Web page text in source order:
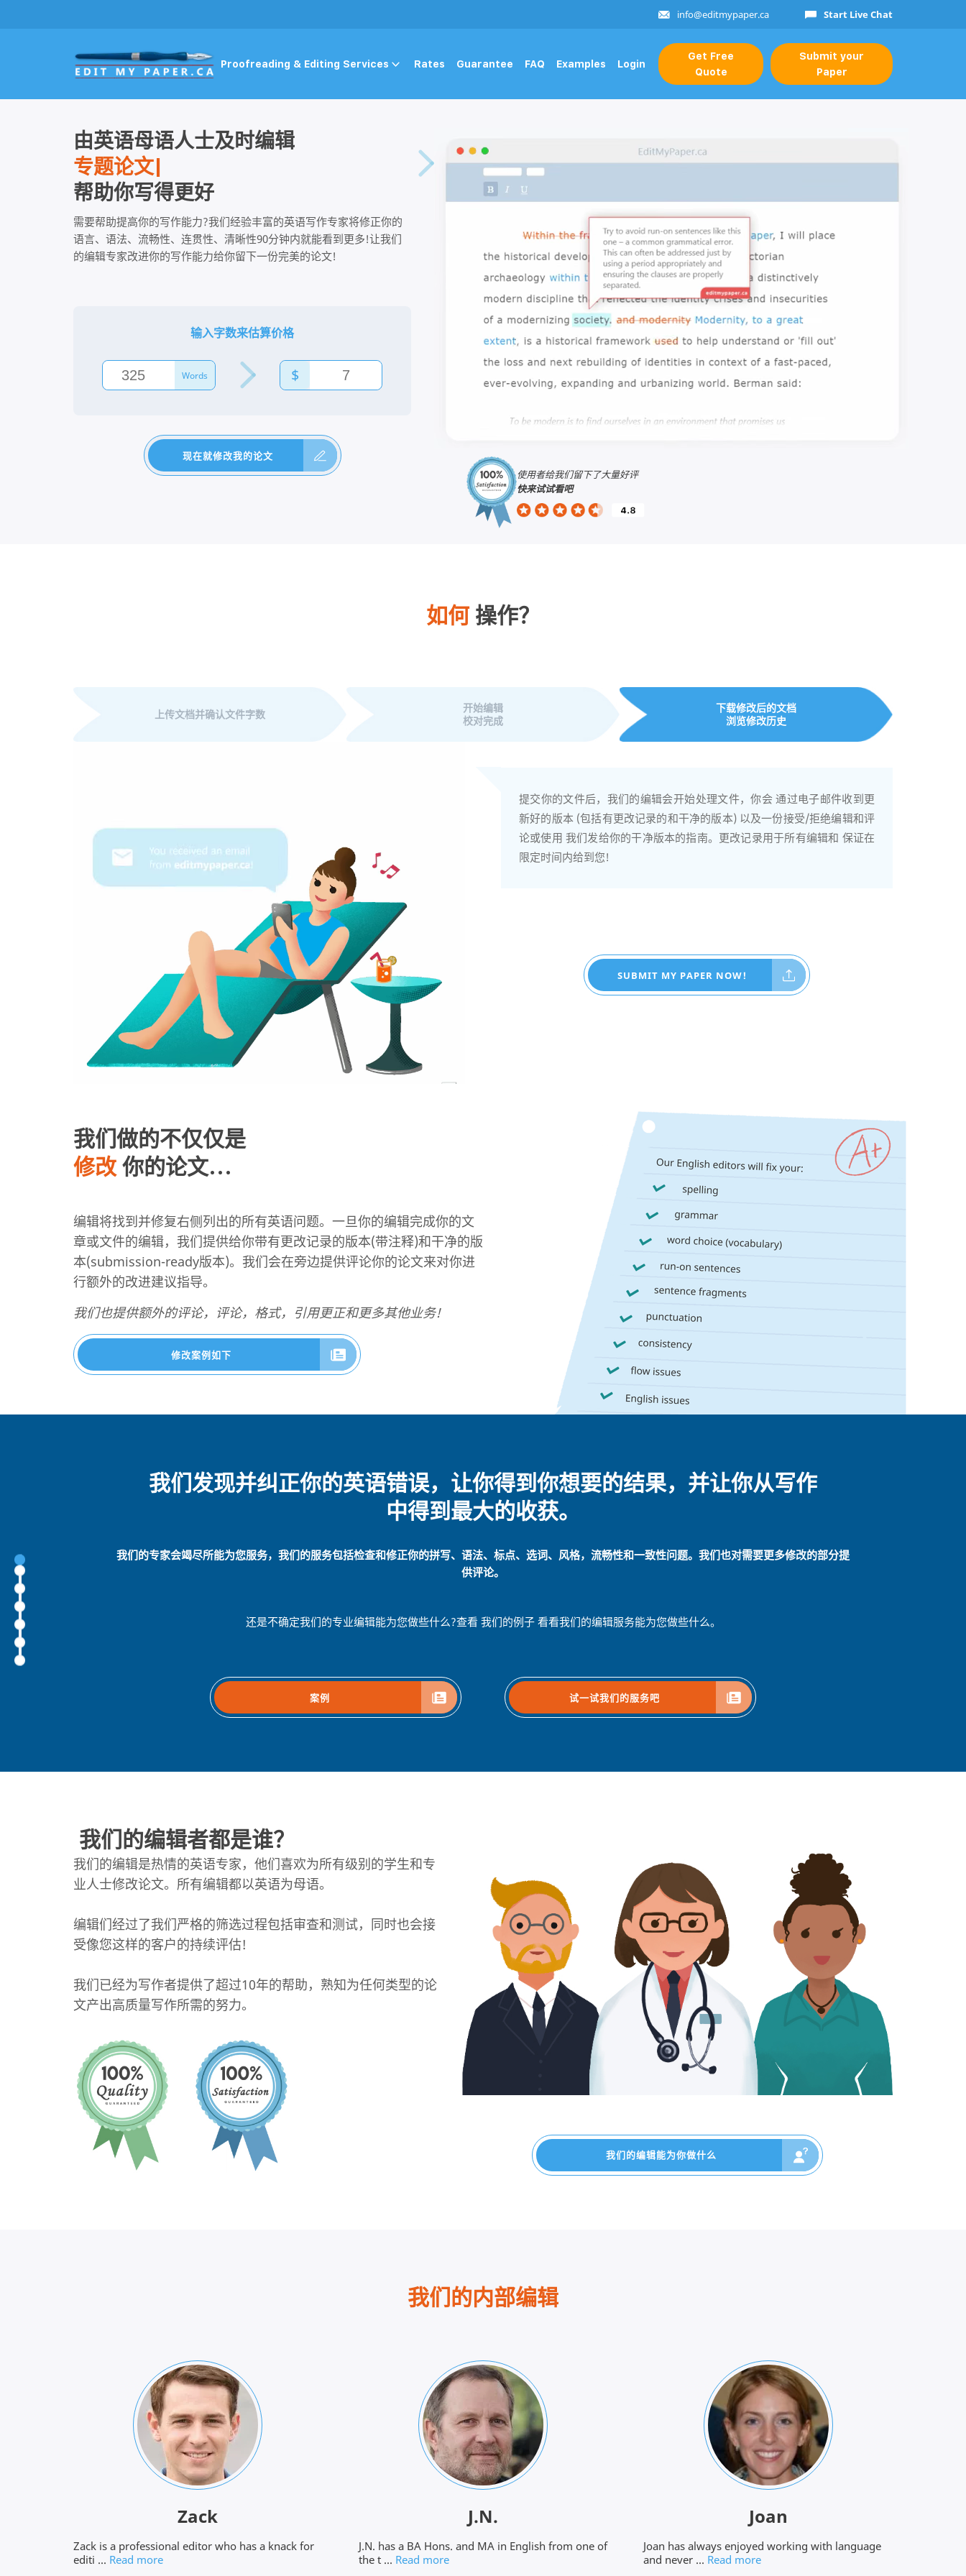
info@editmypaper.ca Start Live Chat
Proofreading & Editing Services Rates Guarantee FAQ Examples Login
Get Free
Quote
Submit your
Paper
由英语母语人士及时编辑
帮助你写得更好
需要帮助提高你的写作能力?我们经验丰富的英语写作专家将修正你的
语言、语法、流畅性、连贯性、清晰性90分钟内就能看到更多!让我们
的编辑专家改进你的写作能力给你留下一份完美的论文!
输入字数来估算价格
Words $
现在就修改我的论文
使用者给我们留下了大量好评
快来试试看吧
如何操作？
以.docx, .doc, .rtf, 或者 .txt格式上传你的文档，我们会 计算你的字数或者
你也可以指定字数。没有微软 文档?将谷歌文档或Pages文档保存为微软文
档文件 然后上传进行编辑。您的编辑器的附加信息可以 在提交文档之前添
加。
现在就提交论文！
通过选择所需的EDIT-TIER™定制编辑服务(编辑级别)和限定时间(等待时
间)，从90分钟到72小时。其他选项包括引文修正、格式设置、有用的评
论，内容评论等等。你也可以留下评论并附上一份附件给你的编辑。
SUBMIT MY PAPER NOW!
提交你的文件后，我们的编辑会开始处理文件，你会 通过电子邮件收到更
新好的版本 (包括有更改记录的和干净的版本) 以及一份接受/拒绝编辑和评
论或使用 我们发给你的干净版本的指南。更改记录用于所有编辑和 保证在
限定时间内给到您!
SUBMIT MY PAPER NOW!
上传文档并确认文件字数
开始编辑
校对完成
下载修改后的文档
浏览修改历史
我们做的不仅仅是
修改 你的论文...
编辑将找到并修复右侧列出的所有英语问题。一旦你的编辑完成你的文
章或文件的编辑，我们提供给你带有更改记录的版本(带注释)和干净的版
本(submission-ready版本)。我们会在旁边提供评论你的论文来对你进
行额外的改进建议指导。
我们也提供额外的评论，评论，格式，引用更正和更多其他业务!
修改案例如下
我们发现并纠正你的英语错误，让你得到你想要的结果，并让你从写作
中得到最大的收获。
我们的专家会竭尽所能为您服务，我们的服务包括检查和修正你的拼写、语法、标点、选词、风格，流畅性和一致性问题。我们也对需要更多修改的部分提
供评论。
还是不确定我们的专业编辑能为您做些什么?查看 我们的例子 看看我们的编辑服务能为您做些什么。
案例 试一试我们的服务吧
我们的编辑者都是谁？
我们的编辑是热情的英语专家，他们喜欢为所有级别的学生和专
业人士修改论文。所有编辑都以英语为母语。
编辑们经过了我们严格的筛选过程包括审查和测试，同时也会接
受像您这样的客户的持续评估!
我们已经为写作者提供了超过10年的帮助，熟知为任何类型的论
文产出高质量写作所需的努力。
我们的编辑能为你做什么
我们的内部编辑
Zack
Zack is a professional editor who has a knack for
editi ... Read more
J.N.
J.N. has a BA Hons. and MA in English from one of
the t ... Read more
Joan
Joan has always enjoyed working with language
and never ... Read more